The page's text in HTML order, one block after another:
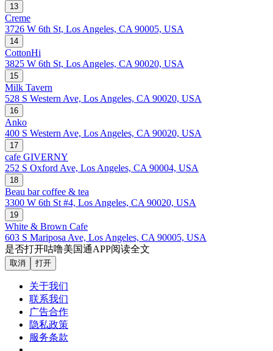
13
Creme
3726 W 6th St, Los Angeles, CA 90005, USA
14
CottonHi
3825 W 6th St, Los Angeles, CA 90020, USA
15
Milk Tavern
528 S Western Ave, Los Angeles, CA 90020, USA
16
Anko
400 S Western Ave, Los Angeles, CA 90020, USA
17
cafe GIVERNY
252 S Oxford Ave, Los Angeles, CA 90004, USA
18
Beau bar coffee & tea
3300 W 6th St #4, Los Angeles, CA 90020, USA
19
White & Brown Cafe
603 S Mariposa Ave, Los Angeles, CA 90005, USA
是否打开咕噜美国通APP阅读全文
取消 打开
关于我们
联系我们
广告合作
隐私政策
服务条款